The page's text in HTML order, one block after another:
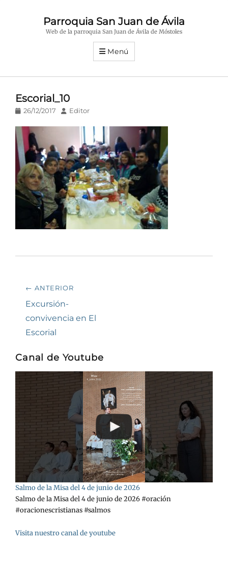
Parroquia San Juan de Ávila
Web de la parroquia San Juan de Ávila de Móstoles
Menú
Escorial_10
Publicado
26/12/2017 AutorEditor
Navegación
de
entradas
← ANTERIOR
Entrada
anterior:
Excursión-
convivencia en El
Escorial
Canal de Youtube
Salmo de la Misa del 4 de junio de 2026
Salmo de la Misa del 4 de junio de 2026 #oración
#oracionescristianas #salmos
Visita nuestro canal de youtube